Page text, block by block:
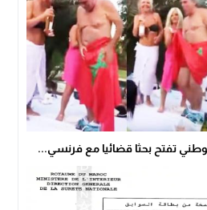
تفتح بحثا قضائيا مع فرنسي...